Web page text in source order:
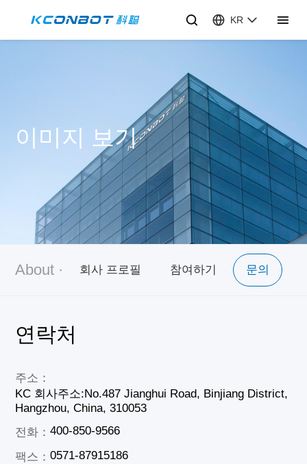
KR
이미지 보기
About · 회사 프로필 참여하기 문의
연락처
주소：
KC 회사주소:No.487 Jianghui Road, Binjiang District,
Hangzhou, China, 310053
전화：400-850-9566
팩스：0571-87915186